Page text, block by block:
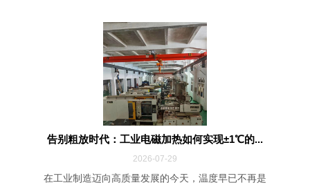
告别粗放时代：工业电磁加热如何实现±1℃的...
2026-07-29
在工业制造迈向高质量发展的今天，温度早已不再是